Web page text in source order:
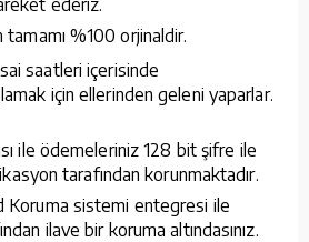
%100 orjinaldir.
saatleri içerisinde
için ellerinden geleni yaparlar.
ile ödemeleriniz 128 bit şifre ile
tarafından korunmaktadır.
Koruma sistemi entegresi ile
ilave bir koruma altındasınız.